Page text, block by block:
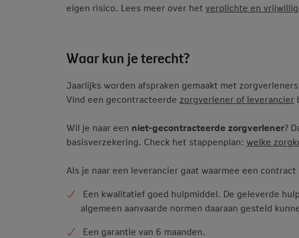
eigen risico. Lees meer over het verplichte en
Waar kun je terecht?
Jaarlijks worden afspraken gemaakt met
Vind een gecontracteerde zorgverlener of leverancier
Wil je naar een niet-gecontracteerde zorgverlener?
basisverzekering. Check het stappenplan: welke
Als je naar een leverancier gaat waarmee een
Een kwalitatief goed hulpmiddel. De geleverde
algemeen aanvaarde normen daaraan gesteld
Een garantie van 6 maanden.